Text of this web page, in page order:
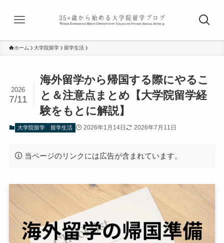
ホーム 大学院留学 留学生活
海外留学から帰国する際にやるこ
と＆注意点まとめ【大学院留学経
験をもとに解説】
2026
7/11
大学院留学 留学生活 2026年1月14日 2026年7月11日
当ページのリンクには広告が含まれています。